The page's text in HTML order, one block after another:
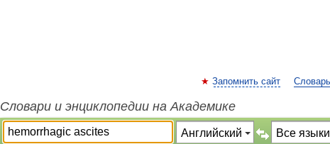
Запомнить сайт
Словари и энциклопедии на Академике